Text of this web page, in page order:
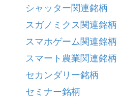
シャッター関連銘柄
スガノミクス関連銘柄
スマホゲーム関連銘柄
スマート農業関連銘柄
セカンダリー銘柄
セミナー銘柄